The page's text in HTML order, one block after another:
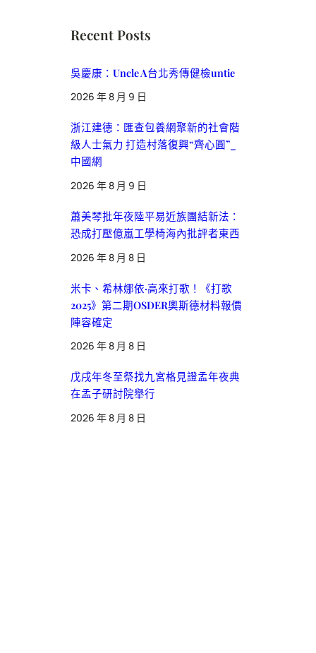
Recent Posts
吳慶康：Uncle A台北秀傳健檢untie
2026 年 8 月 9 日
浙江建德：匯查包養網聚新的社會階
級人士氣力 打造村落復興“齊心圓”_
中國網
2026 年 8 月 9 日
蕭美琴批年夜陸平易近族團結新法：
恐成打壓億嵐工學椅海內批評者東西
2026 年 8 月 8 日
米卡、希林娜依·高來打歌！《打歌
2025》第二期OSDER奧斯德材料報價
陣容確定
2026 年 8 月 8 日
戊戌年冬至祭找九宮格見證孟年夜典
在孟子研討院舉行
2026 年 8 月 8 日